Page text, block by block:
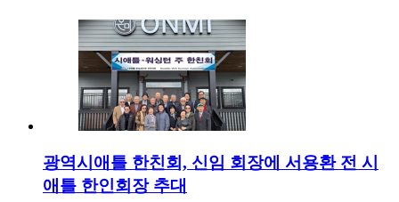
광역시애틀 한친회, 신임 회장에 서용환 전 시
애틀 한인회장 추대